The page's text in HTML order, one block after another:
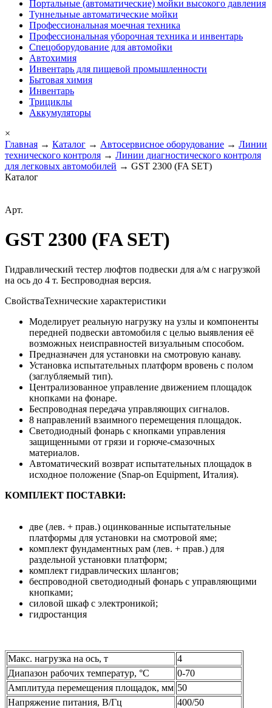
Портальные (автоматические) мойки высокого давления
Туннельные автоматические мойки
Профессиональная моечная техника
Профессиональная уборочная техника и инвентарь
Спецоборудование для автомойки
Автохимия
Инвентарь для пищевой промышленности
Бытовая химия
Инвентарь
Трициклы
Аккумуляторы
×
Главная → Каталог → Автосервисное оборудование → Линии
технического контроля → Линии диагностического контроля
для легковых автомобилей → GST 2300 (FA SET)
Каталог
Арт.
GST 2300 (FA SET)
Гидравлический тестер люфтов подвески для а/м с нагрузкой
на ось до 4 т. Беспроводная версия.
СвойстваТехнические характеристики
Моделирует реальную нагрузку на узлы и компоненты
передней подвески автомобиля с целью выявления её
возможных неисправностей визуальным способом.
Предназначен для установки на смотровую канаву.
Установка испытательных платформ вровень с полом
(заглубляемый тип).
Централизованное управление движением площадок
кнопками на фонаре.
Беспроводная передача управляющих сигналов.
8 направлений взаимного перемещения площадок.
Светодиодный фонарь с кнопками управления
защищенными от грязи и горюче-смазочных
материалов.
Автоматический возврат испытательных площадок в
исходное положение (Snap-on Equipment, Италия).
КОМПЛЕКТ ПОСТАВКИ:
две (лев. + прав.) оцинкованные испытательные
платформы для установки на смотровой яме;
комплект фундаментных рам (лев. + прав.) для
раздельной установки платформ;
комплект гидравлических шлангов;
беспроводной светодиодный фонарь с управляющими
кнопками;
силовой шкаф с электроникой;
гидростанция
Макс. нагрузка на ось, т
4
Диапазон рабочих температур, °С
0-70
Амплитуда перемещения площадок, мм 50
Напряжение питания, В/Гц
400/50